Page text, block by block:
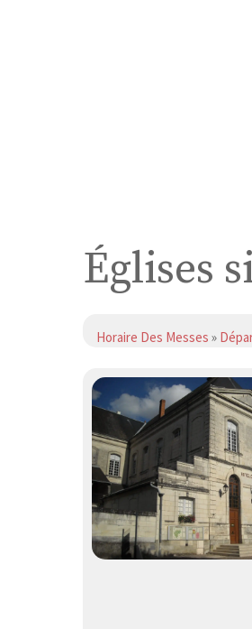
Églises
Horaire Des Messes »